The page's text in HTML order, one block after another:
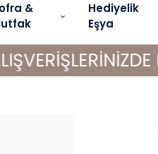
&
Hediyelik
Eşya
KARGO